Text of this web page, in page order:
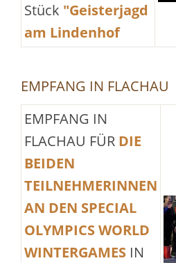
Stück "Geisterjagd
am Lindenhof
EMPFANG IN FLACHAU
EMPFANG IN
FLACHAU FÜR DIE
BEIDEN
TEILNEHMERINNEN
AN DEN SPECIAL
OLYMPICS WORLD
WINTERGAMES IN